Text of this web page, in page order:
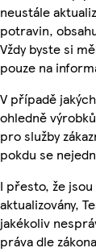
neustále
potravin,
Vždy byste si
pouze na
V případě
ohledně
pro služby
pokdu se
I přesto, že
aktualizovány,
jakékoliv
práva dle